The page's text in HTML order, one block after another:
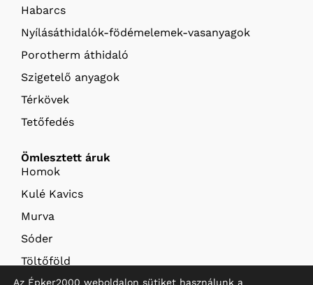
Habarcs
Nyílásáthidalók-födémelemek-vasanyagok
Porotherm áthidaló
Szigetelő anyagok
Térkövek
Tetőfedés
Ömlesztett áruk
Homok
Kulé Kavics
Murva
Sóder
Töltőföld
Az Épker2000 weboldalon sütiket használunk a